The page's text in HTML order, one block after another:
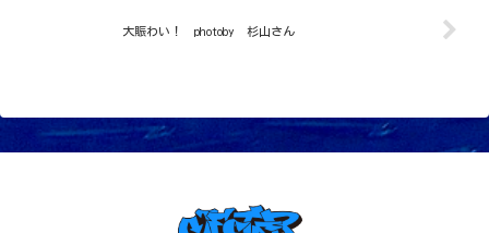
大賑わい！ photoby 杉山さん